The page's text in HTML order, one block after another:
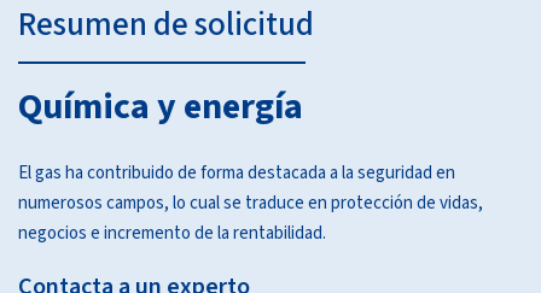
Resumen de solicitud
Química y energía
El gas ha contribuido de forma destacada a la seguridad en
numerosos campos, lo cual se traduce en protección de vidas,
negocios e incremento de la rentabilidad.